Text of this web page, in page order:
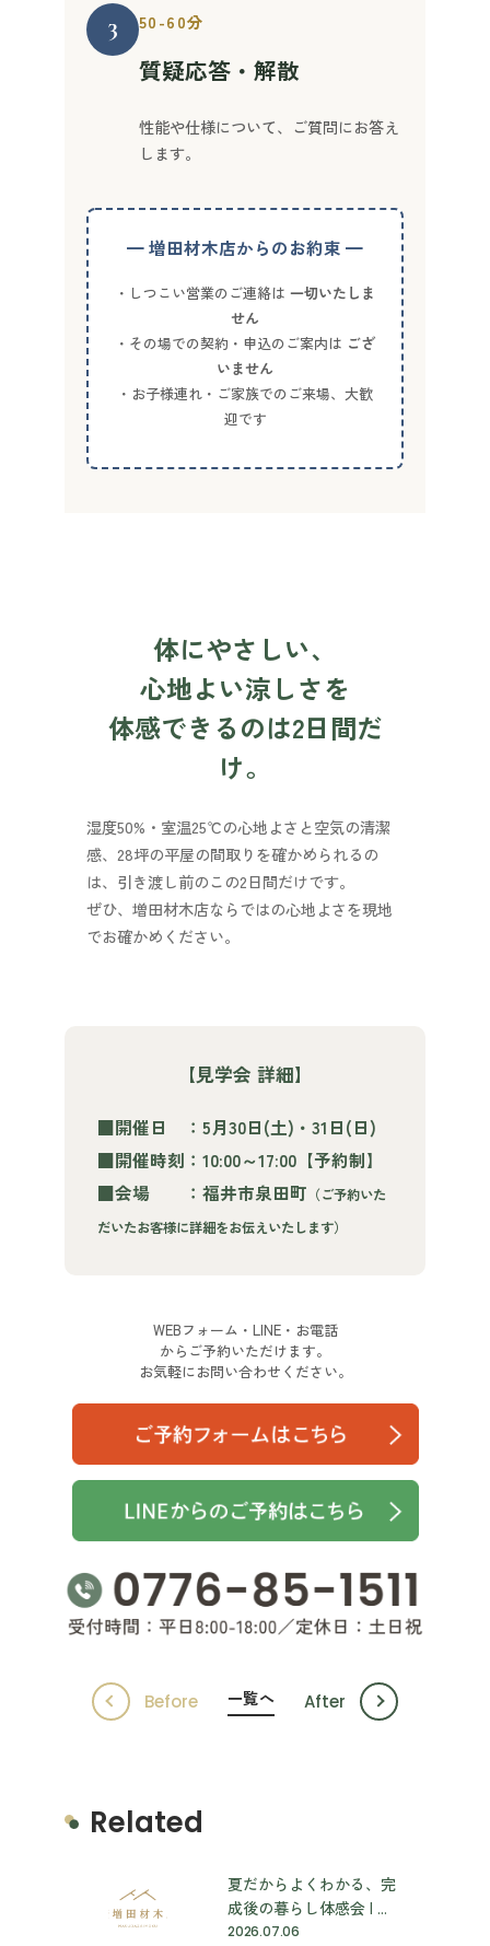
3 50-60分
質疑応答・解散
性能や仕様について、ご質問にお答え
します。
━ 増田材木店からのお約束 ━
・しつこい営業のご連絡は 一切いたしま
せん
・その場での契約・申込のご案内は ござ
いません
・お子様連れ・ご家族でのご来場、大歓
迎です
体にやさしい、
心地よい涼しさを
体感できるのは2日間だ
け。
湿度50%・室温25℃の心地よさと空気の清潔
感、28坪の平屋の間取りを確かめられるの
は、引き渡し前のこの2日間だけです。
ぜひ、増田材木店ならではの心地よさを現地
でお確かめください。
【見学会 詳細】
■開催日 ：5月30日(土)・31日(日)
■開催時刻：10:00～17:00【予約制】
■会場 ：福井市泉田町 （ご予約いた
だいたお客様に詳細をお伝えいたします）
WEBフォーム・LINE・お電話
からご予約いただけます。
お気軽にお問い合わせください。
Before 一覧へ After
Related
夏だからよくわかる、完
成後の暮らし体感会 | ...
2026.07.06